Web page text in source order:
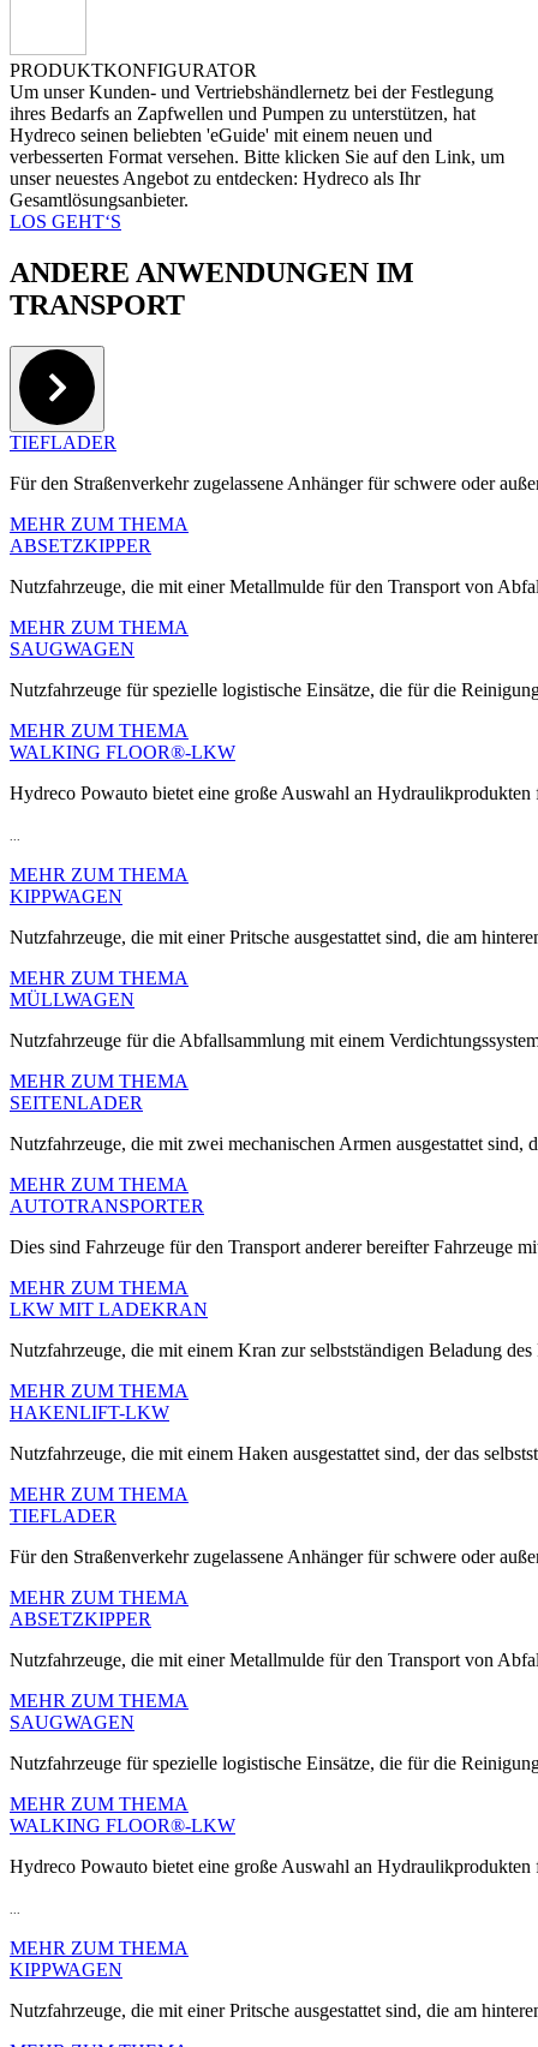
PRODUKTKONFIGURATOR
Um unser Kunden- und Vertriebshändlernetz bei der Festlegung
ihres Bedarfs an Zapfwellen und Pumpen zu unterstützen, hat
Hydreco seinen beliebten 'eGuide' mit einem neuen und
verbesserten Format versehen. Bitte klicken Sie auf den Link, um
unser neuestes Angebot zu entdecken: Hydreco als Ihr
Gesamtlösungsanbieter.
LOS GEHT‘S
ANDERE ANWENDUNGEN IM
TRANSPORT
TIEFLADER
Für den Straßenverkehr zugelassene Anhänger für schwere oder
MEHR ZUM THEMA
ABSETZKIPPER
Nutzfahrzeuge, die mit einer Metallmulde für den Transport von
MEHR ZUM THEMA
SAUGWAGEN
Nutzfahrzeuge für spezielle logistische Einsätze, die für die
MEHR ZUM THEMA
WALKING FLOOR®-LKW
Hydreco Powauto bietet eine große Auswahl an
MEHR ZUM THEMA
KIPPWAGEN
Nutzfahrzeuge, die mit einer Pritsche ausgestattet sind, die am
MEHR ZUM THEMA
MÜLLWAGEN
Nutzfahrzeuge für die Abfallsammlung mit einem
MEHR ZUM THEMA
SEITENLADER
Nutzfahrzeuge, die mit zwei mechanischen Armen ausgestattet
MEHR ZUM THEMA
AUTOTRANSPORTER
Dies sind Fahrzeuge für den Transport anderer bereifter Fahrzeuge
MEHR ZUM THEMA
LKW MIT LADEKRAN
Nutzfahrzeuge, die mit einem Kran zur selbstständigen Beladung des
MEHR ZUM THEMA
HAKENLIFT-LKW
Nutzfahrzeuge, die mit einem Haken ausgestattet sind, der das
MEHR ZUM THEMA
TIEFLADER
Für den Straßenverkehr zugelassene Anhänger für schwere oder
MEHR ZUM THEMA
ABSETZKIPPER
Nutzfahrzeuge, die mit einer Metallmulde für den Transport von
MEHR ZUM THEMA
SAUGWAGEN
Nutzfahrzeuge für spezielle logistische Einsätze, die für die
MEHR ZUM THEMA
WALKING FLOOR®-LKW
Hydreco Powauto bietet eine große Auswahl an
MEHR ZUM THEMA
KIPPWAGEN
Nutzfahrzeuge, die mit einer Pritsche ausgestattet sind, die am